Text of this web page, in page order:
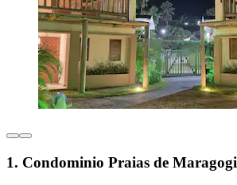
1. Condominio Praias de Maragogi